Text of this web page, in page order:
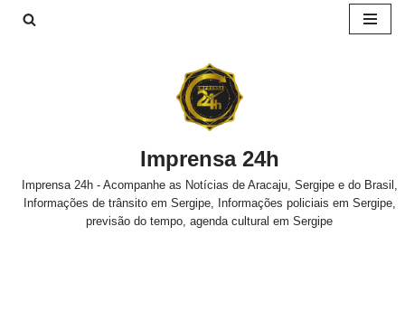
Imprensa 24h
Imprensa 24h - Acompanhe as Notícias de Aracaju, Sergipe e do Brasil,
Informações de trânsito em Sergipe, Informações policiais em Sergipe,
previsão do tempo, agenda cultural em Sergipe